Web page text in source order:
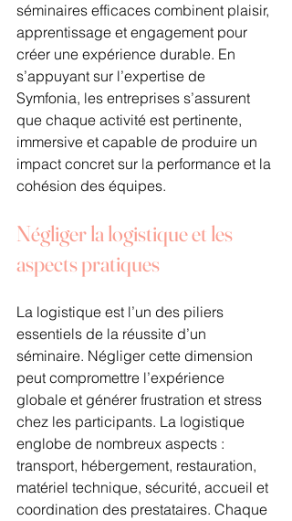
séminaires efficaces combinent plaisir,
apprentissage et engagement pour
créer une expérience durable. En
s’appuyant sur l’expertise de
Symfonia, les entreprises s’assurent
que chaque activité est pertinente,
immersive et capable de produire un
impact concret sur la performance et la
cohésion des équipes.
Négliger la logistique et les
aspects pratiques
La logistique est l’un des piliers
essentiels de la réussite d’un
séminaire. Négliger cette dimension
peut compromettre l’expérience
globale et générer frustration et stress
chez les participants. La logistique
englobe de nombreux aspects :
transport, hébergement, restauration,
matériel technique, sécurité, accueil et
coordination des prestataires. Chaque